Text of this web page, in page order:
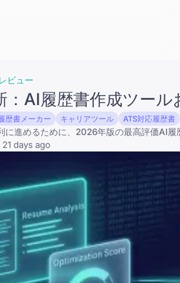
ビュー
：AI履歴書作成ツー
歴書メーカー キャリアツール ATS対応履歴書
に進めるために、2026年版の最高評価AI
days ago